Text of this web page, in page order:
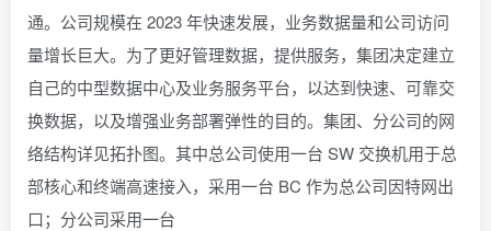
通。公司规模在 2023 年快速发展，业务数据量和公司访问
量增长巨大。为了更好管理数据，提供服务，集团决定建立
自己的中型数据中心及业务服务平台，以达到快速、可靠交
换数据，以及增强业务部署弹性的目的。集团、分公司的网
络结构详见拓扑图。其中总公司使用一台 SW 交换机用于总
部核心和终端高速接入，采用一台 BC 作为总公司因特网出
口；分公司采用一台